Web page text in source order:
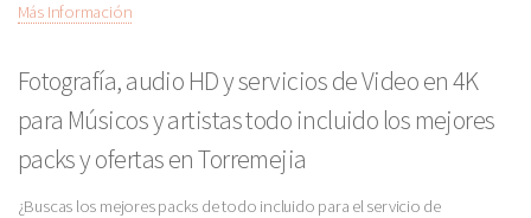
Más Información
Fotografía, audio HD y servicios de Video en 4K
para Músicos y artistas todo incluido los mejores
packs y ofertas en Torremejia
¿Buscas los mejores packs de todo incluido para el servicio de